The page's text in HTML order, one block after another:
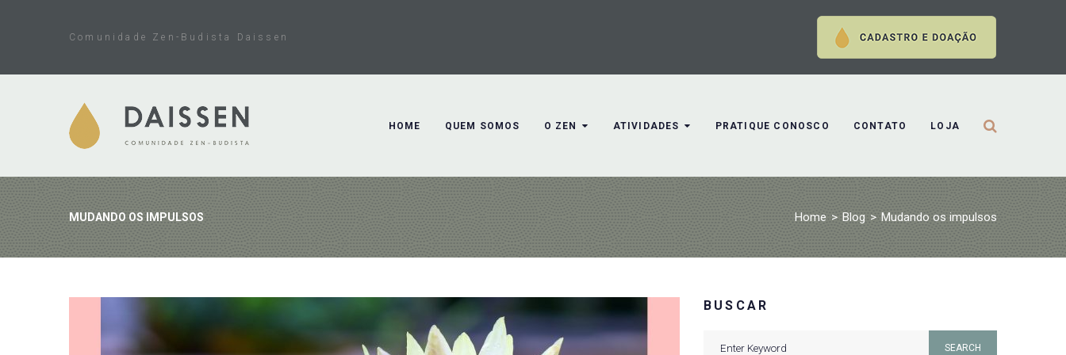
Comunidade Zen-Budista Daissen
HOME QUEM SOMOS O ZEN ATIVIDADES PRATIQUE CONOSCO CONTATO LOJA
MUDANDO OS IMPULSOS Home > Blog > Mudando os impulsos
BUSCAR
SEARCH